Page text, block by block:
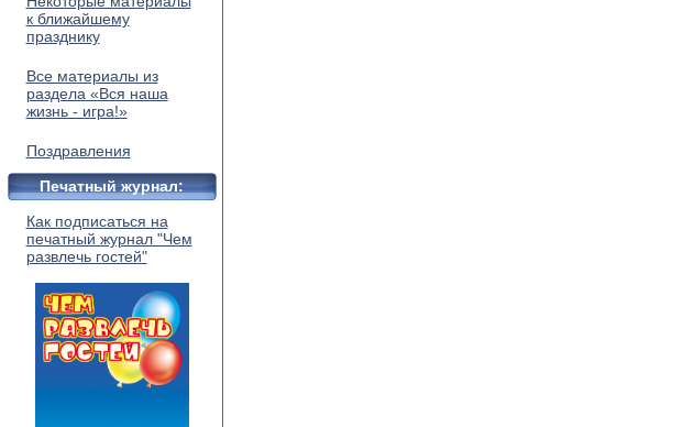
к ближайшему
празднику
Все материалы из
раздела «Вся наша
жизнь - игра!»
Поздравления
Печатный журнал:
Как подписаться на
печатный журнал "Чем
развлечь гостей"